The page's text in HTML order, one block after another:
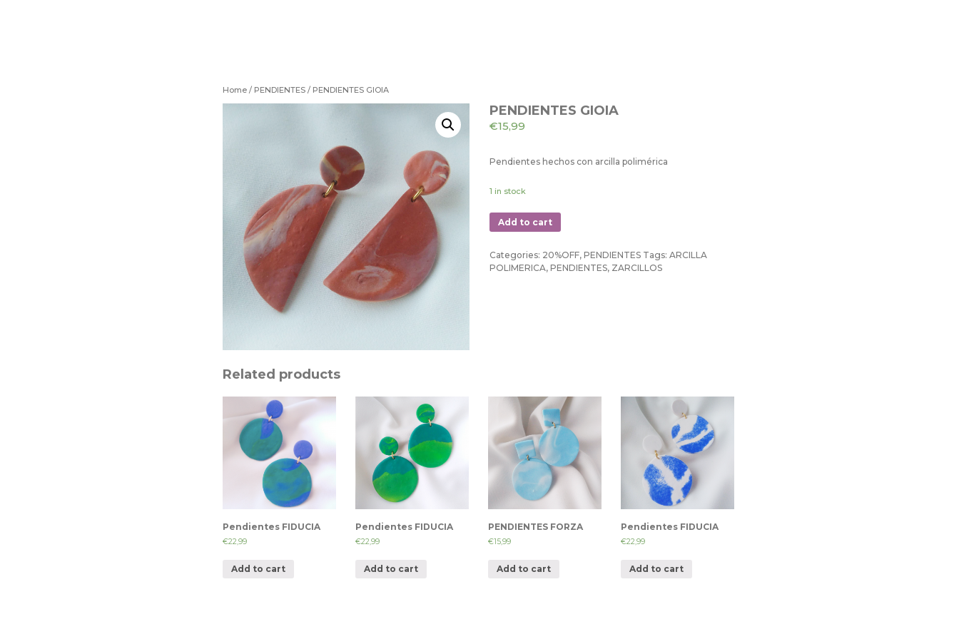
Home / PENDIENTES / PENDIENTES GIOIA
PENDIENTES GIOIA
€15,99
Pendientes hechos con arcilla polimérica
1 in stock
Add to cart
Categories: 20%OFF,PENDIENTES Tags:ARCILLA
POLIMERICA,PENDIENTES, ZARCILLOS
Related products
Pendientes FIDUCIA
€22,99
Add to cart
Pendientes FIDUCIA
€22,99
Add to cart
PENDIENTES FORZA
€15,99
Add to cart
Pendientes FIDUCIA
€22,99
Add to cart